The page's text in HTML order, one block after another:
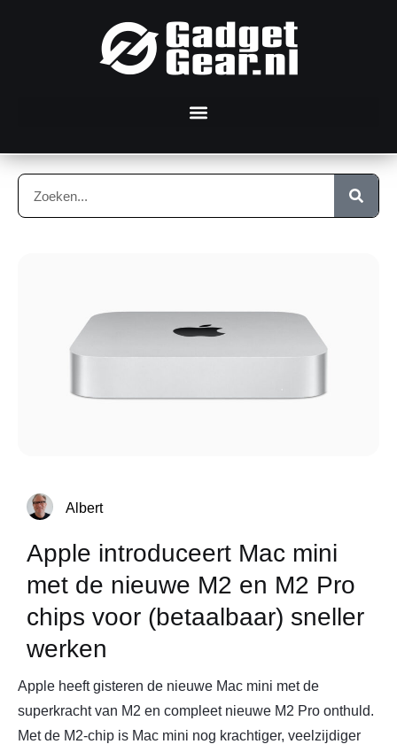
Albert
Apple introduceert Mac mini
met de nieuwe M2 en M2 Pro
chips voor (betaalbaar) sneller
werken
Apple heeft gisteren de nieuwe Mac mini met de
superkracht van M2 en compleet nieuwe M2 Pro onthuld.
Met de M2-chip is Mac mini nog krachtiger, veelzijdiger